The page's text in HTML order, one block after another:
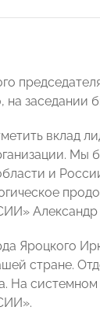
на заседании
вклад
Мы
и
Александр
Яроцкого
стране.
На